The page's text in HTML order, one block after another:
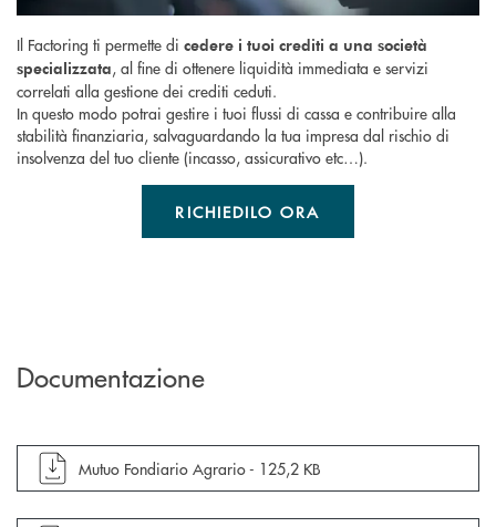
Il Factoring ti permette di cedere i tuoi crediti a una società
specializzata, al fine di ottenere liquidità immediata e servizi
correlati alla gestione dei crediti ceduti.
In questo modo potrai gestire i tuoi flussi di cassa e contribuire alla
stabilità finanziaria, salvaguardando la tua impresa dal rischio di
insolvenza del tuo cliente (incasso, assicurativo etc…).
RICHIEDILO ORA
Documentazione
apre documento in una nuova finestra
Mutuo Fondiario Agrario - 125,2 KB